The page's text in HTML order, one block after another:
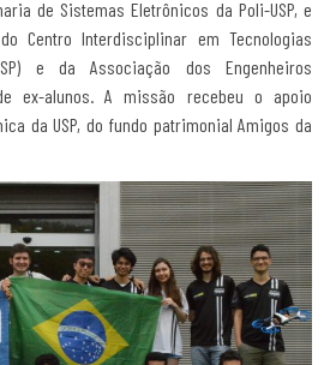
de Sistemas Eletrônicos da Poli-USP, e
Centro Interdisciplinar em Tecnologias
e da Associação dos Engenheiros
ex-alunos. A missão recebeu o apoio
da USP, do fundo patrimonial Amigos da